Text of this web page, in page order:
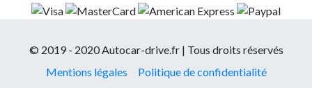
© 2019 - 2020 Autocar-drive.fr | Tous droits réservés
Mentions légales
Politique de confidentialité